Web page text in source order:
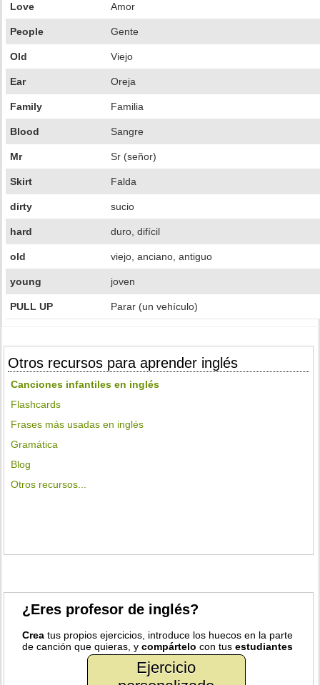
Love Amor
People Gente
Old Viejo
Ear Oreja
Family Familia
Blood Sangre
Mr Sr (señor)
Skirt Falda
dirty sucio
hard duro, difícil
old viejo, anciano, antiguo
young joven
PULL UP Parar (un vehículo)
Otros recursos para aprender inglés
Canciones infantiles en inglés
Flashcards
Frases más usadas en inglés
Gramática
Blog
Otros recursos...
¿Eres profesor de inglés?
Crea tus propios ejercicios, introduce los huecos en la parte
de canción que quieras, ycompártelo con tusestudiantes
Ejercicio